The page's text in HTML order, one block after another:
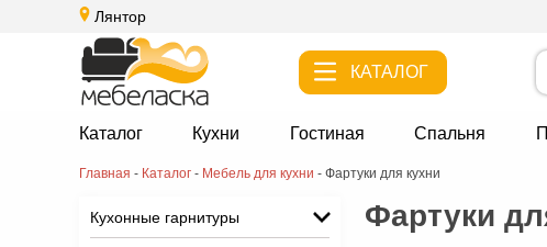
Лянтор
КАТАЛОГ
Каталог Кухни Гостиная Спальня
Главная - Каталог - Мебель для кухни - Фартуки для кухни
Кухонные гарнитуры Фартуки